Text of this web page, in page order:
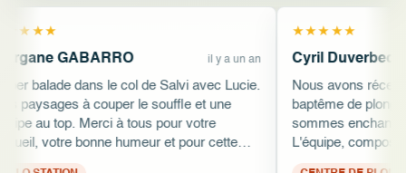
il y a un an
avec Lucie.
et une
cette
Cyril Duverbecq Modifié il y a 8 mois
Nous avons récemment participé à un
baptême de plongée en famille et nous
sommes enchantés de notre expérience.
L'équipe, composée de professionnels
attentifs, a su s'adapter aux besoins de